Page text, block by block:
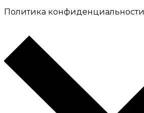
Политика конфиденциальности